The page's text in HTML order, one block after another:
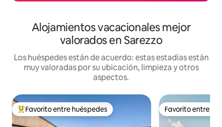
Alojamientos vacacionales mejor
valorados en Sarezzo
Los huéspedes están de acuerdo: estas estadías están
muy valoradas por su ubicación, limpieza y otros
aspectos.
Favorito entre huéspedes preferido
Favorito entre huéspedes Favorito entre
Favorito entre